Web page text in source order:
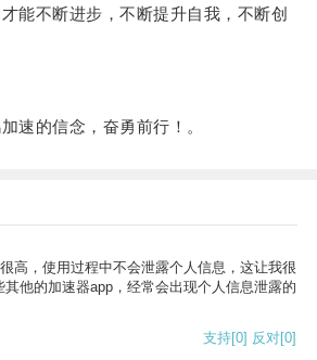
不断进步，不断提升自我，不断创
的信念，奋勇前行！。
高，使用过程中不会泄露个人信息，这让我很
他的加速器app，经常会出现个人信息泄露的
支持[0] 反对[0]